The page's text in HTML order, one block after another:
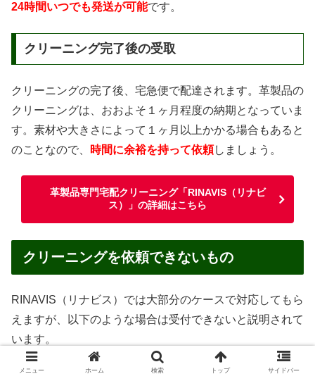
24時間いつでも発送が可能です。
クリーニング完了後の受取
クリーニングの完了後、宅急便で配達されます。革製品の
クリーニングは、おおよそ１ヶ月程度の納期となっていま
す。素材や大きさによって１ヶ月以上かかる場合もあると
のことなので、
時間に余裕を持って依頼しましょう。
革製品専門宅配クリーニング「RINAVIS（リナビ
ス）」の詳細はこちら
クリーニングを依頼できないもの
RINAVIS（リナビス）では大部分のケースで対応してもら
えますが、以下のような場合は受付できないと説明されて
います。
汚物・嘔吐物がついたままのもの
メニュー ホーム 検索 トップ サイドバー